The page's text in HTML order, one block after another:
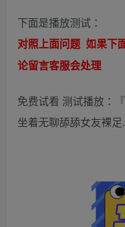
下面是播放测试：
对照上面问题 如果下
论留言客服会处理
免费试看 测试播放：
坐着无聊舔舔女友裸足